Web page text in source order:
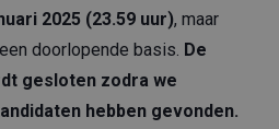
2025 (23.59 uur), maar
doorlopende basis. De
gesloten zodra we
hebben gevonden.